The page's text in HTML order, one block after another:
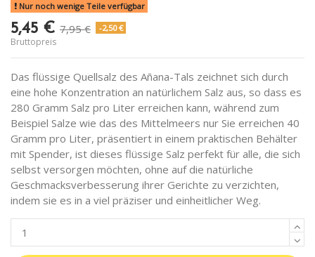
Nur noch wenige Teile verfügbar
5,45 € 7,95 € -2,50 €
Bruttopreis
Das flüssige Quellsalz des Añana-Tals zeichnet sich durch
eine hohe Konzentration an natürlichem Salz aus, so dass es
280 Gramm Salz pro Liter erreichen kann, während zum
Beispiel Salze wie das des Mittelmeers nur Sie erreichen 40
Gramm pro Liter, präsentiert in einem praktischen Behälter
mit Spender, ist dieses flüssige Salz perfekt für alle, die sich
selbst versorgen möchten, ohne auf die natürliche
Geschmacksverbesserung ihrer Gerichte zu verzichten,
indem sie es in a viel präziser und einheitlicher Weg.